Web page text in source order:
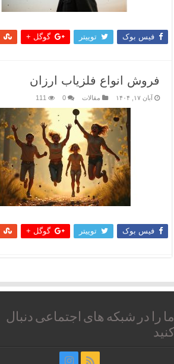
فیس بوک توییتر گوگل +
فروش انواع فلزیاب ارزان
آبان ۱۷, ۱۴۰۴ مقالات 0
111
فیس بوک توییتر گوگل +
ما را در شبکه های اجتماعی دنبال
کنید